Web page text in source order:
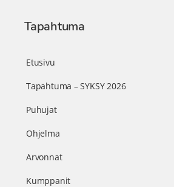
Tapahtuma
Etusivu
Tapahtuma – SYKSY 2026
Puhujat
Ohjelma
Arvonnat
Kumppanit